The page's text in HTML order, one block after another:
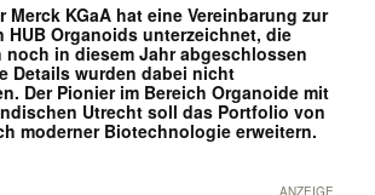
Merck KGaA hat eine Vereinbarung zur
HUB Organoids unterzeichnet, die
in diesem Jahr abgeschlossen
Details wurden dabei nicht
Der Pionier im Bereich Organoide mit
Utrecht soll das Portfolio von
moderner Biotechnologie erweitern.
ANZEIGE